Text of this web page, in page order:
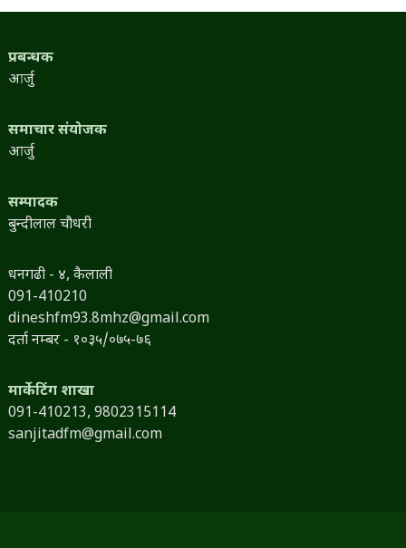
प्रबन्धक
आर्जु
समाचार संयोजक
आर्जु
सम्पादक
बुन्दीलाल चौधरी
धनगढी - ४, कैलाली
091-410210
dineshfm93.8mhz@gmail.com
दर्ता नम्बर - १०३५/०७५-७६
मार्केटिंग शाखा
091-410213, 9802315114
sanjitadfm@gmail.com